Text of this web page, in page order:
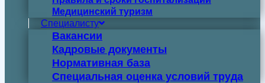
Медицинский туризм
Специалисту
Вакансии
Кадровые документы
Нормативная база
Специальная оценка условий труда